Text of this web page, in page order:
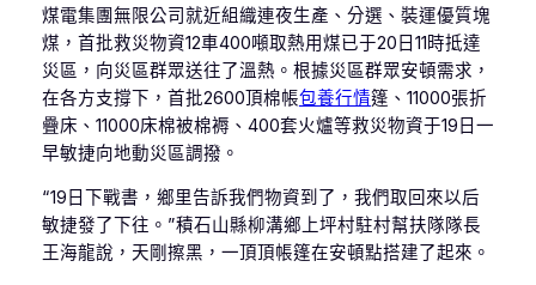
煤電集團無限公司就近組織連夜生產、分選、裝運優質塊
煤，首批救災物資12車400噸取熱用煤已于20日11時抵達
災區，向災區群眾送往了溫熱。根據災區群眾安頓需求，
在各方支撐下，首批2600頂棉帳包養行情篷、11000張折
疊床、11000床棉被棉褥、400套火爐等救災物資于19日一
早敏捷向地動災區調撥。
“19日下戰書，鄉里告訴我們物資到了，我們取回來以后
敏捷發了下往。”積石山縣柳溝鄉上坪村駐村幫扶隊隊長
王海龍說，天剛擦黑，一頂頂帳篷在安頓點搭建了起來。